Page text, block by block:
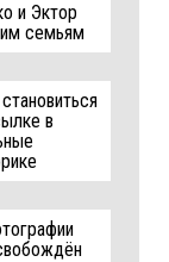
и Эктор
семьям
в